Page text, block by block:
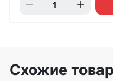
Схожие